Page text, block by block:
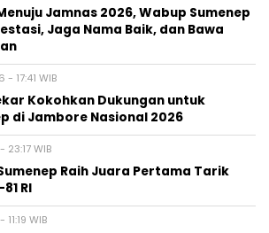
Jamnas 2026, Wabup Sumenep
Jaga Nama Baik, dan Bawa
17:41 WIB
Kokohkan Dukungan untuk
di Jambore Nasional 2026
WIB
Raih Juara Pertama Tarik
RI
WIB